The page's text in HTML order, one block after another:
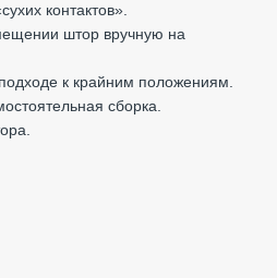
контактов».
штор вручную на
к крайним положениям.
сборка.